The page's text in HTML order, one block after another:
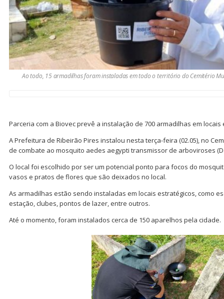
Ao todo, 15 armadilhas foram instaladas em todo o território do Cemitério
Parceria com a Biovec prevê a instalação de 700 armadilhas em
A Prefeitura de Ribeirão Pires instalou nesta terça-feira (02.05), no
de combate ao mosquito aedes aegypti transmissor de arboviroses
O local foi escolhido por ser um potencial ponto para focos do
vasos e pratos de flores que são deixados no local.
As armadilhas estão sendo instaladas em locais estratégicos, como
estação, clubes, pontos de lazer, entre outros.
Até o momento, foram instalados cerca de 150 aparelhos pela cidade.